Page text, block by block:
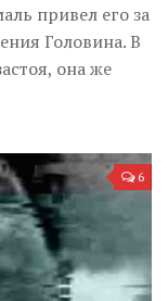
привел его за
Головина. В
она же
6